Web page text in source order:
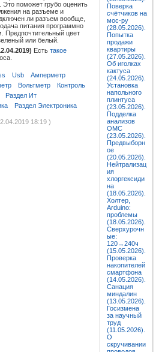
поможет грубо оценить
на разъеме и
ли разъем вообще,
питания программно
Предпочтительный цвет
или белый.
Есть такое
Usb
Амперметр
Вольтметр
Контроль
Раздел Ит
Раздел Электроника
18:19 )
Поверка
счётчиков на
мос-ру
(28.05.2026).
Попытка
продажи
квартиры
(27.05.2026).
Об иголках
кактуса
(24.05.2026).
Установка
напольного
плинтуса
(23.05.2026).
Подделка
анализов
ОМС
(23.05.2026).
Предвыборн
ое
(20.05.2026).
Нейтрализац
ия
хлоргексиди
на
(18.05.2026).
Холтер,
Arduino:
проблемы
(18.05.2026).
Сверхурочн
ые:
120→240ч
(15.05.2026).
Проверка
накопителей
смартфона
(14.05.2026).
Санация
миндалин
(13.05.2026).
Госизмена
за научный
труд
(11.05.2026).
О
скручивании